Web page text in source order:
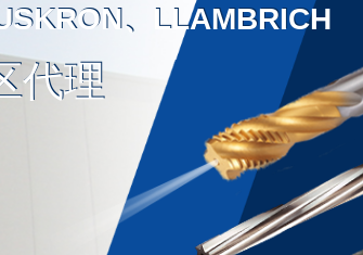
、LLAMBRICH
代理
、LLAMBRICH
代理